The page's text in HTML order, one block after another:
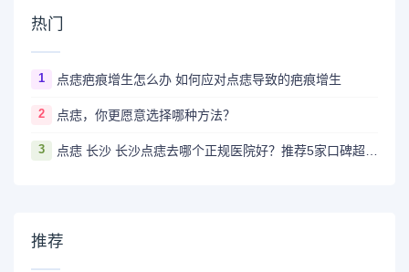
热门
1 点痣疤痕增生怎么办 如何应对点痣导致的疤痕增生
2 点痣，你更愿意选择哪种方法？
3
推荐